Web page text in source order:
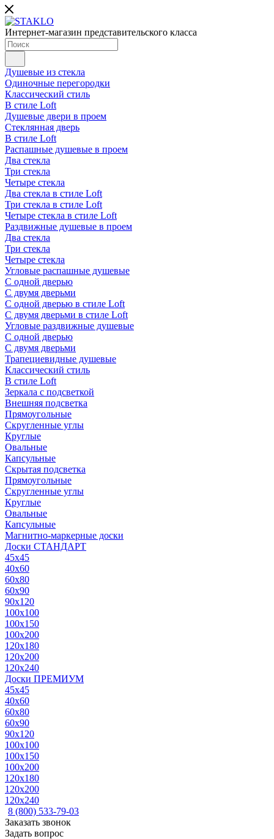
Интернет-магазин представительского класса
Душевые из стекла
Одиночные перегородки
Классический стиль
В стиле Loft
Душевые двери в проем
Стеклянная дверь
В стиле Loft
Распашные душевые в проем
Два стекла
Три стекла
Четыре стекла
Два стекла в стиле Loft
Три стекла в стиле Loft
Четыре стекла в стиле Loft
Раздвижные душевые в проем
Два стекла
Три стекла
Четыре стекла
Угловые распашные душевые
С одной дверью
С двумя дверьми
С одной дверью в стиле Loft
С двумя дверьми в стиле Loft
Угловые раздвижные душевые
С одной дверью
С двумя дверьми
Трапециевидные душевые
Классический стиль
В стиле Loft
Зеркала с подсветкой
Внешняя подсветка
Прямоугольные
Скругленные углы
Круглые
Овальные
Капсульные
Скрытая подсветка
Прямоугольные
Скругленные углы
Круглые
Овальные
Капсульные
Магнитно-маркерные доски
Доски СТАНДАРТ
45x45
40x60
60x80
60x90
90x120
100x100
100x150
100x200
120x180
120x200
120x240
Доски ПРЕМИУМ
45x45
40x60
60x80
60x90
90x120
100x100
100x150
100x200
120x180
120x200
120x240
8 (800) 533-79-03
Заказать звонок
Задать вопрос